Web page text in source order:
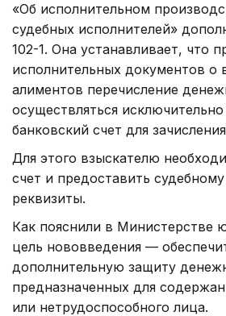
«Об исполнительном
судебных исполнителей»
102-1. Она устанавливает, что
исполнительных документов о
алиментов перечисление
осуществляться
банковский счет для
Для этого взыскателю
счет и предоставить
реквизиты.
Как пояснили в Министерстве
цель нововведения —
дополнительную защиту
предназначенных для
или нетрудоспособного лица.